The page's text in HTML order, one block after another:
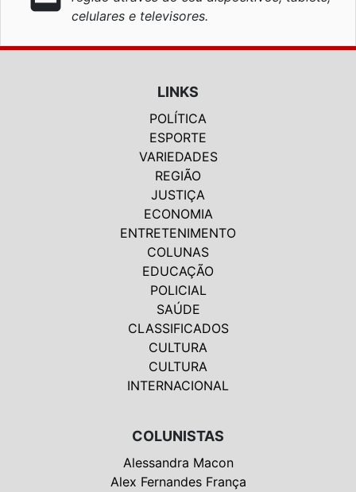
celulares e televisores.
LINKS
POLÍTICA
ESPORTE
VARIEDADES
REGIÃO
JUSTIÇA
ECONOMIA
ENTRETENIMENTO
COLUNAS
EDUCAÇÃO
POLICIAL
SAÚDE
CLASSIFICADOS
CULTURA
CULTURA
INTERNACIONAL
COLUNISTAS
Alessandra Macon
Alex Fernandes França